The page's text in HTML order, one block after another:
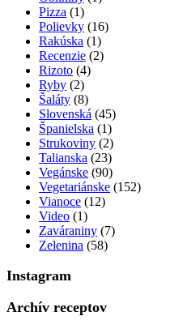
Pizza (1)
Polievky (16)
Rakúska (1)
Recenzie (2)
Rizoto (4)
Ryby (2)
Šaláty (8)
Slovenská (45)
Španielska (1)
Strukoviny (2)
Talianska (23)
Vegánske (90)
Vegetariánske (152)
Vianoce (12)
Video (1)
Zaváraniny (7)
Zelenina (58)
Instagram
Archív receptov